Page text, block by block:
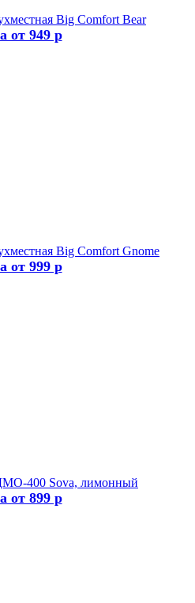
Big Comfort Bear
от 949 р
Big Comfort Gnome
от 999 р
400 Sova, лимонный
от 899 р